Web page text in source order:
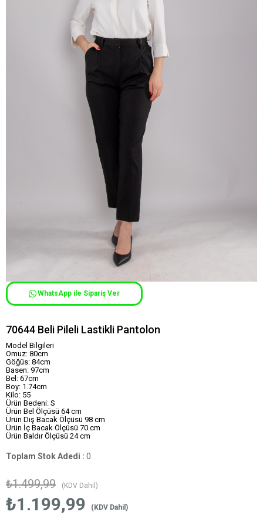
WhatsApp ile Sipariş Ver
70644 Beli Pileli Lastikli Pantolon
Model Bilgileri
Omuz: 80cm
Göğüs: 84cm
Basen: 97cm
Bel: 67cm
Boy: 1.74cm
Kilo: 55
Ürün Bedeni: S
Ürün Bel Ölçüsü 64 cm
Ürün Dış Bacak Ölçüsü 98 cm
Ürün İç Bacak Ölçüsü 70 cm
Ürün Baldır Ölçüsü 24 cm
Toplam Stok Adedi : 0
₺1.499,99 (KDV Dahil)
₺1.199,99 (KDV Dahil)